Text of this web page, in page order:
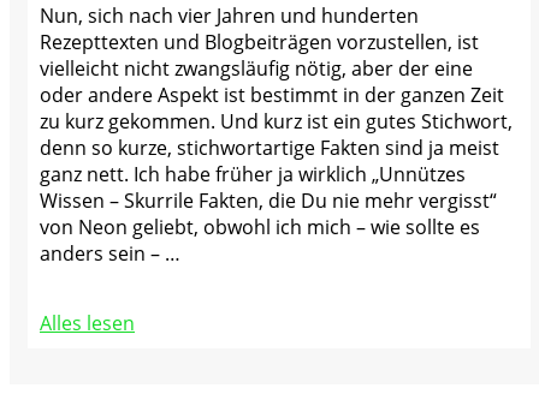
Nun, sich nach vier Jahren und hunderten
Rezepttexten und Blogbeiträgen vorzustellen, ist
vielleicht nicht zwangsläufig nötig, aber der eine
oder andere Aspekt ist bestimmt in der ganzen Zeit
zu kurz gekommen. Und kurz ist ein gutes Stichwort,
denn so kurze, stichwortartige Fakten sind ja meist
ganz nett. Ich habe früher ja wirklich „Unnützes
Wissen – Skurrile Fakten, die Du nie mehr vergisst“
von Neon geliebt, obwohl ich mich – wie sollte es
anders sein – …
Alles lesen